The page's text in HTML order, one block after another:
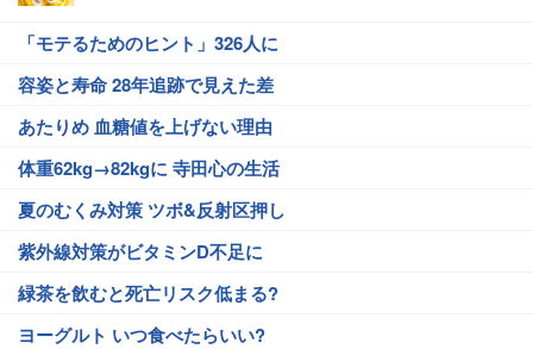
「モテるためのヒント」326人に
容姿と寿命 28年追跡で見えた差
あたりめ 血糖値を上げない理由
体重62kg→82kgに 寺田心の生活
夏のむくみ対策 ツボ&反射区押し
紫外線対策がビタミンD不足に
緑茶を飲むと死亡リスク低まる?
ヨーグルト いつ食べたらいい?